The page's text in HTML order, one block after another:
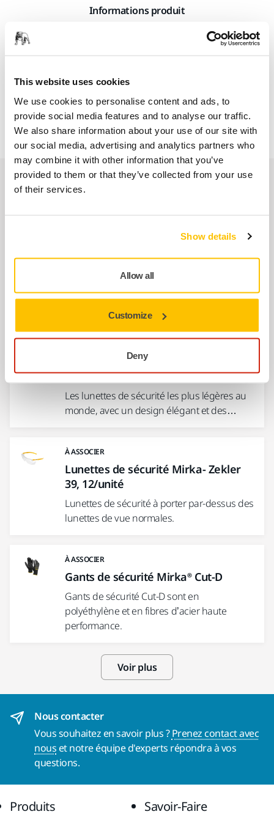
This website uses cookies
We use cookies to personalise content and ads, to
provide social media features and to analyse our traffic.
We also share information about your use of our site with
our social media, advertising and analytics partners who
may combine it with other information that you’ve
provided to them or that they’ve collected from your use
of their services.
Show details
Allow all
Customize
Deny
Informations produit
La combinaison Mirka® Carbon est une combinaison de
fabriquée à 98 % en polyester et à 2 % en fibre de carbone.
Grâce à l'enduction, le tissu est déperlant et antisalissures.
Produits associés
Masque FFP2 en nanofibre de
Certifié FFP2 qui protège l'utilisateur des
que des…
Lunettes de sécurité Mirka- Zekler
36, 12/unité
Les lunettes de sécurité les plus légères au
monde, avec un design élégant et des…
À ASSOCIER
Lunettes de sécurité Mirka- Zekler
39, 12/unité
Lunettes de sécurité à porter par-dessus des
lunettes de vue normales.
À ASSOCIER
Gants de sécurité Mirka® Cut-D
Gants de sécurité Cut-D sont en
polyéthylène et en fibres d’acier haute
performance.
Voir plus
Nous contacter
Vous souhaitez en savoir plus ?Prenez contact avec
nous et notre équipe d'experts répondra à vos
questions.
Produits Savoir-Faire